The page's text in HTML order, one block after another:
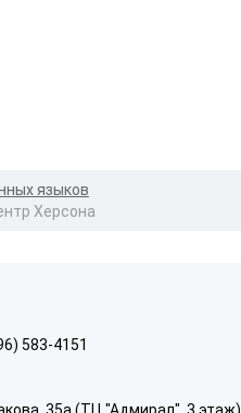
языков
Херсона
583-4151